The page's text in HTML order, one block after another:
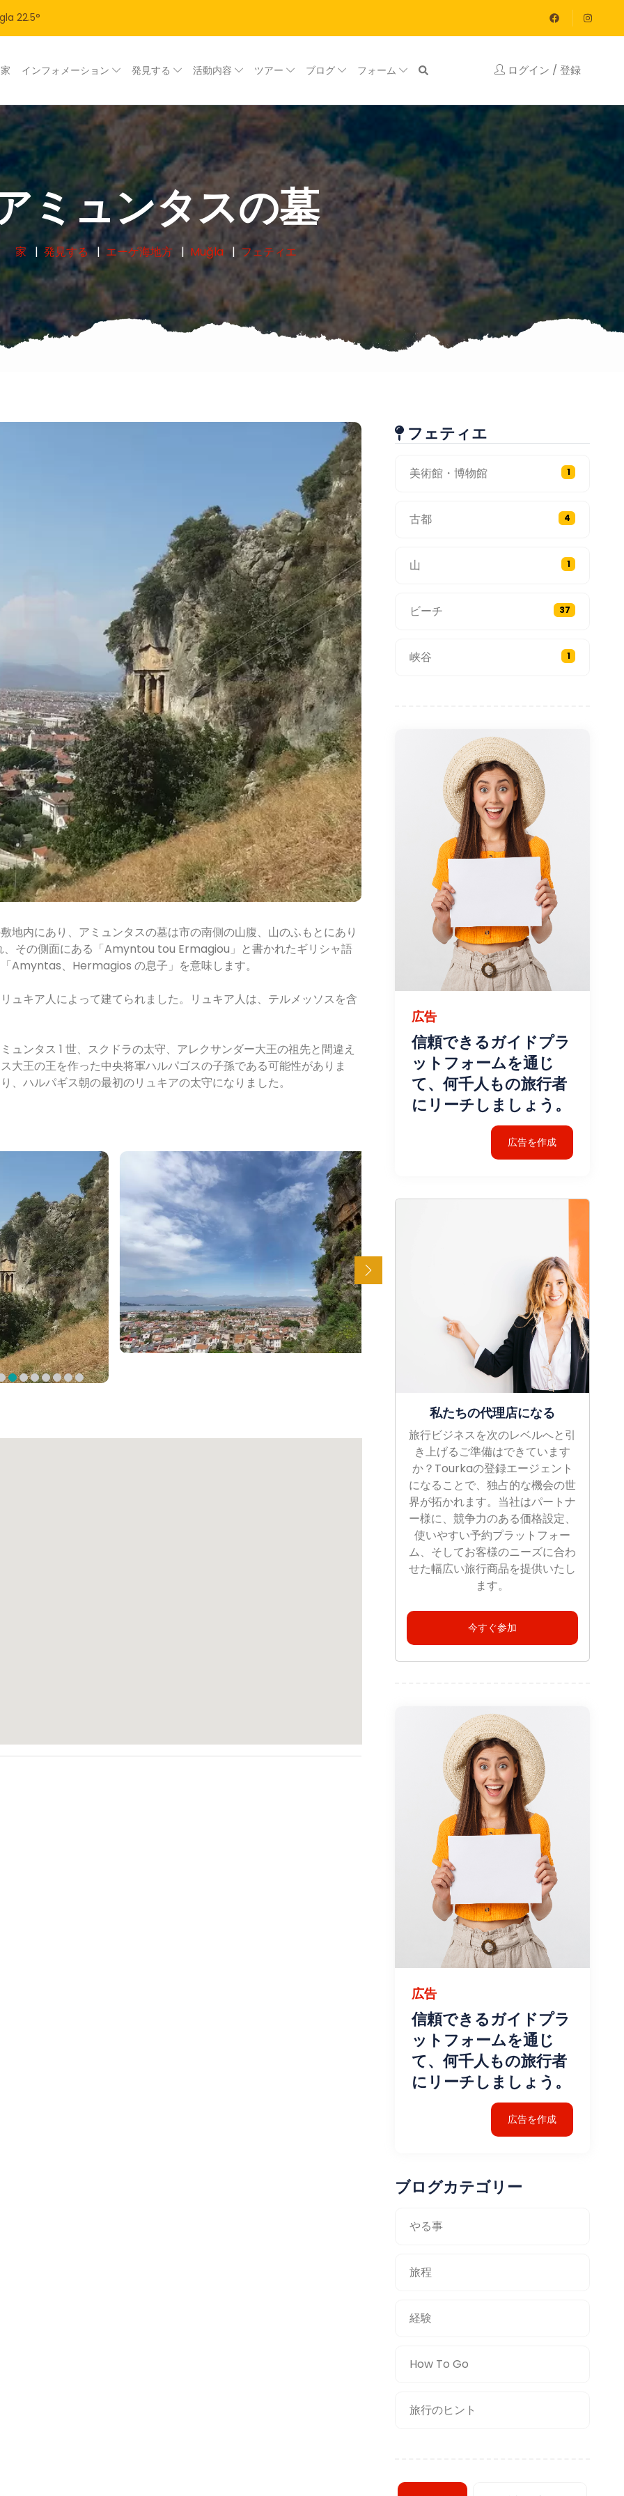
22.5°
家 インフォメーション 発見する 活動内容 ツアー ブログ フォーム ログイン / 登録
ミュンタスの墓
家 発見する エーゲ海地方 Muğla フェティエ
地内にあり、アミュンタスの墓は市の南側の山腹、山のふもとにあり
その側面にある「Amyntou tou Ermagiou」と書かれたギリシャ語
Amyntas、Hermagios の息子」を意味します。
ュキア人によって建てられました。リュキア人は、テルメッソスを含
ンタス 1 世、スクドラの太守、アレクサンダー大王の祖先と間違え
大王の王を作った中央将軍ハルパゴスの子孫である可能性がありま
ハルパギス朝の最初のリュキアの太守になりました。
フェティエ
美術館・博物館 1
古都 4
山 1
ビーチ 37
峡谷 1
広告
信頼できるガイドプラ
ットフォームを通じ
て、何千人もの旅行者
にリーチしましょう。
広告を作成
私たちの代理店になる
旅行ビジネスを次のレベルへと引
き上げるご準備はできています
か？Tourkaの登録エージェント
になることで、独占的な機会の世
界が拓かれます。当社はパートナ
ー様に、競争力のある価格設定、
使いやすい予約プラットフォー
ム、そしてお客様のニーズに合わ
せた幅広い旅行商品を提供いたし
ます。
今すぐ参加
広告
信頼できるガイドプラ
ットフォームを通じ
て、何千人もの旅行者
にリーチしましょう。
広告を作成
ブログカテゴリー
やる事
旅程
経験
How To Go
旅行のヒント